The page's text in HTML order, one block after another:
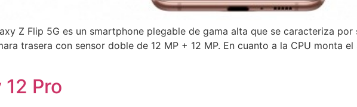
Z Flip 5G es un smartphone plegable de gama alta que se caracteriza
trasera con sensor doble de 12 MP + 12 MP. En cuanto a la CPU monta
Pro